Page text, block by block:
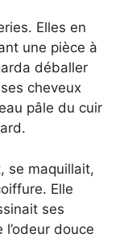
Elles en
une pièce à
déballer
cheveux
pâle du cuir
se maquillait,
Elle
ses
douce